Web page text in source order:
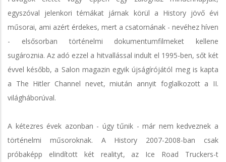
egyszóval jelenkori témákat járnak körül a History jövő évi
műsorai, ami azért érdekes, mert a csatornának - nevéhez híven
- elsősorban történelmi dokumentumfilmeket kellene
sugároznia. Az adó ezzel a hitvallással indult el 1995-ben, sőt két
évvel később, a Salon magazin egyik újságírójától meg is kapta
a The Hitler Channel nevet, miután annyit foglalkozott a II.
világháborúval.
A kétezres évek azonban - úgy tűnik - már nem kedveznek a
történelmi műsoroknak. A History 2007-2008-ban csak
próbaképp elindított két realityt, az Ice Road Truckers-t